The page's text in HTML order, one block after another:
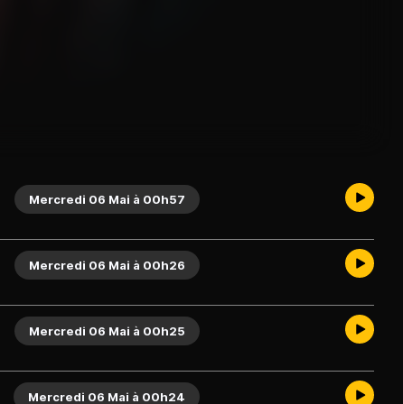
Mercredi 06 Mai à 00h57
Mercredi 06 Mai à 00h26
Mercredi 06 Mai à 00h25
Mercredi 06 Mai à 00h24